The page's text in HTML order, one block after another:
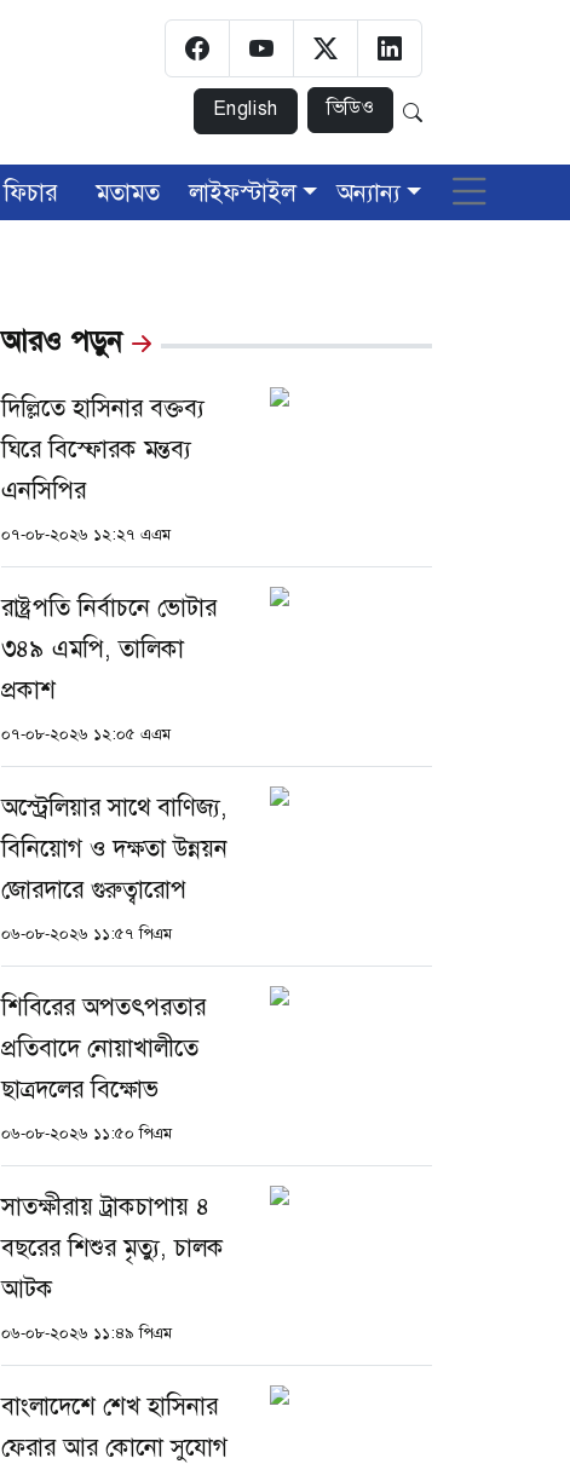
English ভিডিও
ফিচার মতামত লাইফস্টাইল অন্যান্য
আরও পড়ুন
দিল্লিতে হাসিনার বক্তব্য
ঘিরে বিস্ফোরক মন্তব্য
এনসিপির
০৭-০৮-২০২৬ ১২:২৭ এএম
রাষ্ট্রপতি নির্বাচনে ভোটার
৩৪৯ এমপি, তালিকা
প্রকাশ
০৭-০৮-২০২৬ ১২:০৫ এএম
অস্ট্রেলিয়ার সাথে বাণিজ্য,
বিনিয়োগ ও দক্ষতা উন্নয়ন
জোরদারে গুরুত্বারোপ
০৬-০৮-২০২৬ ১১:৫৭ পিএম
শিবিরের অপতৎপরতার
প্রতিবাদে নোয়াখালীতে
ছাত্রদলের বিক্ষোভ
০৬-০৮-২০২৬ ১১:৫০ পিএম
সাতক্ষীরায় ট্রাকচাপায় ৪
বছরের শিশুর মৃত্যু, চালক
আটক
০৬-০৮-২০২৬ ১১:৪৯ পিএম
বাংলাদেশে শেখ হাসিনার
ফেরার আর কোনো সুযোগ